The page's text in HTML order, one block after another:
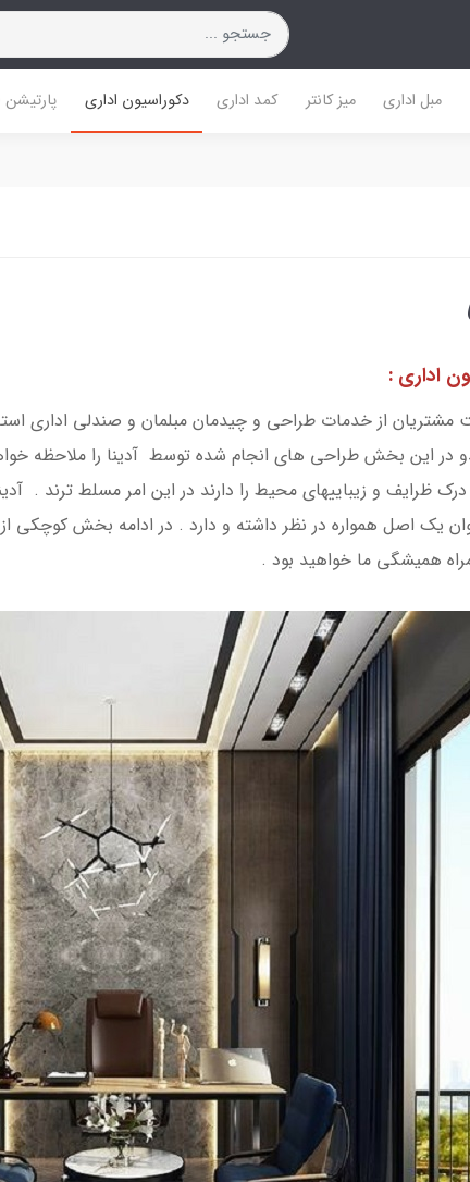
مبل اداری میز کانتر کمد اداری دکوراسیون اداری پارتیشن
اداری :
مشتریان از خدمات طراحی و چیدمان مبلمان و صندلی اداری
در این بخش طراحی های انجام شده توسط آدینا را ملاحظه
ظرایف و زیباییهای محیط را دارند در این امر مسلط ترند .
یک اصل همواره در نظر داشته و دارد . در ادامه بخش کوچکی از
همیشگی ما خواهید بود .